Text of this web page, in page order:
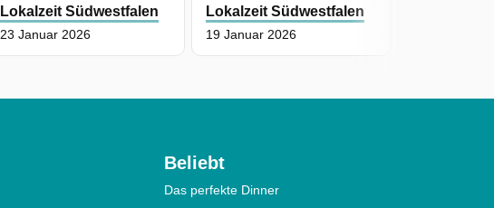
Lokalzeit Südwestfalen
23 Januar 2026
Lokalzeit Südwestfalen
19 Januar 2026
Beliebt
Das perfekte Dinner